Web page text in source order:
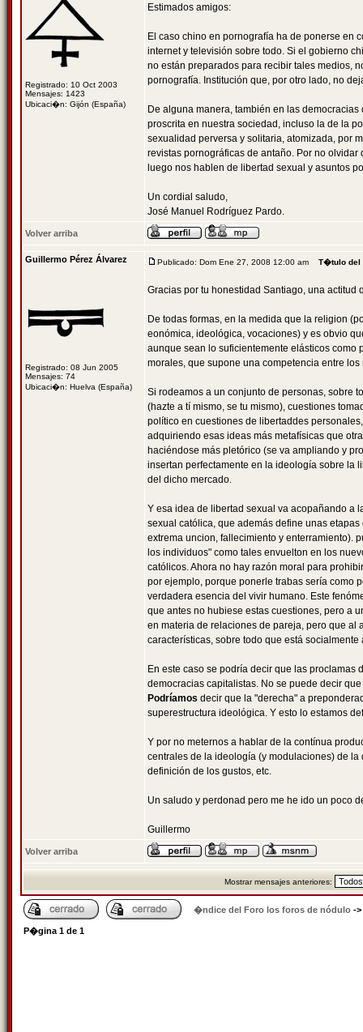
Registrado: 10 Oct 2003
Mensajes: 1423
Ubicaci�n: Gijón (España)
Estimados amigos:
El caso chino en pornografía ha de ponerse en
internet y televisión sobre todo. Si el gobierno
no están preparados para recibir tales medios,
pornografía. Institución que, por otro lado, no
De alguna manera, también en las
proscrita en nuestra sociedad, incluso la de la
sexualidad perversa y solitaria, atomizada, por
revistas pornográficas de antaño. Por no
luego nos hablen de libertad sexual y asuntos
Un cordial saludo,
José Manuel Rodríguez Pardo.
Volver arriba
Guillermo Pérez Álvarez
Registrado: 08 Jun 2005
Mensajes: 74
Ubicaci�n: Huelva (España)
Publicado: Dom Ene 27, 2008 12:00 am T�tulo del
Gracias por tu honestidad Santiago, una actitud
De todas formas, en la medida que la religion
eonómica, ideológica, vocaciones) y es obvio
aunque sean lo suficientemente elásticos como
morales, que supone una competencia entre los
Si rodeamos a un conjunto de personas, sobre
(hazte a tí mismo, se tu mismo), cuestiones
político en cuestiones de libertaddes
adquiriendo esas ideas más metafísicas que
haciéndose más pletórico (se va ampliando y
insertan perfectamente en la ideología sobre la
del dicho mercado.
Y esa idea de libertad sexual va acopañando a
sexual católica, que además define unas
extrema uncion, fallecimiento y enterramiento).
los individuos" como tales envuelton en los
católicos. Ahora no hay razón moral para
por ejemplo, porque ponerle trabas sería como
verdadera esencia del vivir humano. Este
que antes no hubiese estas cuestiones, pero a
en materia de relaciones de pareja, pero que al
características, sobre todo que está
En este caso se podría decir que las
democracias capitalistas. No se puede decir
Podríamos decir que la "derecha" a
superestructura ideológica. Y esto lo estamos
Y por no meternos a hablar de la contínua
centrales de la ideología (y modulaciones) de
definición de los gustos, etc.
Un saludo y perdonad pero me he ido un poco
Guillermo
Volver arriba
Mostrar mensajes anteriores:
�ndice del Foro los foros de nódulo ->
P�gina 1 de 1